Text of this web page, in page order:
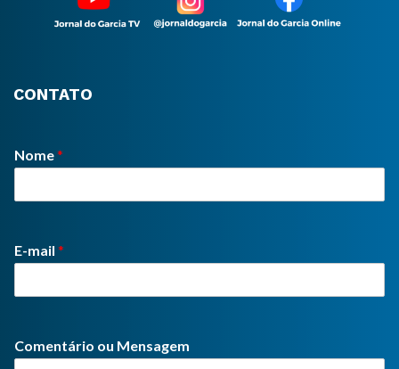
CONTATO
Nome*
E-mail *
Comentário ou Mensagem